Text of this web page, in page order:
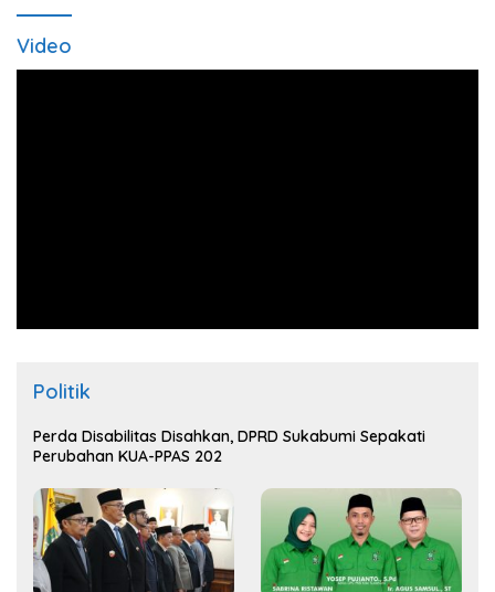
Video
Politik
Perda Disabilitas Disahkan, DPRD Sukabumi Sepakati
Perubahan KUA-PPAS 202